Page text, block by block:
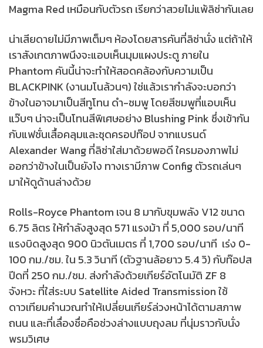
Magma Red เหมือนกับตัวรถ เรียกว่าสวยไม่แพ้ลิซ่ากันเลย
น่าเสียดายไม่มีภาพเต็มๆ ห้องโดยสารคันที่ลิซ่านั่ง แต่ถ้าให้
เราสังเกตภาพนึงจะแอบเห็นมุมแผงประตู ภายใน
Phantom คันนี้น่าจะทำให้สอดคล้องกับความเป็น
BLACKPINK (งานมโนล้วนๆ) ใช่แล้วเรากำลังจะบอกว่า
ข้างในอาจมาเป็นสีทูโทน ดำ-ชมพู โดยสีชมพูที่แอบเห็น
แว๊บๆ น่าจะเป็นโทนสีพิเศษอย่าง Blushing Pink ซึ่งเข้ากัน
กับแฟชั่นเสื้อคลุมและชุดครอปท๊อป จากแบรนด์
Alexander Wang ที่ลิซ่าใส่มาด้วยพอดี ใครมองภาพไม่
ออกว่าข้างในเป็นยังไง ทางเรามีภาพ Config ตัวรถเล่นๆ
มาให้ดูด้านล่างด้วย
Rolls-Royce Phantom เจน 8 มากับขุมพลัง V12 ขนาด
6.75 ลิตร ให้กำลังสูงสุด 571 แรงม้า ที่ 5,000 รอบ/นาที
แรงบิดสูงสุด 900 นิวตันเมตร ที่ 1,700 รอบ/นาที เร่ง 0-
100 กม./ชม. ใน 5.3 วินาที (ตัวฐานล้อยาว 5.4 วิ) กับท๊อปส
ปีดที่ 250 กม./ชม. ส่งกำลังด้วยเกียร์อัตโนมัติ ZF 8
จังหวะ ที่ใส่ระบบ Satellite Aided Transmission ใช้
ดาวเทียมคำนวณทำให้เปลี่ยนเกียร์ล่วงหน้าได้ตามสภาพ
ถนน และที่เลื่องชื่อคือช่วงล่างแบบถุงลม ที่นุ่มราวกับนั่ง
พรมวิเศษ